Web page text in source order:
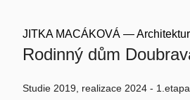
JITKA MACÁKOVÁ —
Rodinný dům
Studie 2019, realizace 2024 - 1.etapa